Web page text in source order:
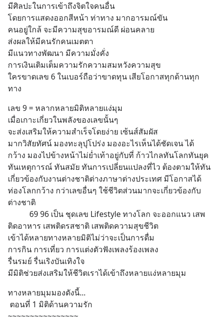
มีศิลปะในการเข้าถึงจิตใจคนอื่น
โดยการแสดงออกสีหน้า ท่าทาง มากอารมณ์ขัน
คนอยู่ใกล้ จะมีความสุขอารมณ์ดี ผ่อนคลาย
ส่งผลให้มีคนรักคนเมตตา
มีแนวทางพัฒนา มีความมั่งคั่ง
การเงินเติมเต็มความรักความสมหวังความสุข
ใครขาดเลข 6 ในเบอร์ถือว่าขาดทุน เสียโอกาสทุกด้านทุก
ทาง
เลข 9 = หลากหลายมิติหลายแง่มุม
เมื่อเกาะเกี่ยวในพลังของเลขนั้นๆ
จะส่งเสริมให้ความสำเร็จโดยง่าย เซ้นส์สัมผัส
มากวิสัยทัศน์ มองทะลุปุโปร่ง มองอะไรเห็นได้ชัดเจน ได้
กว้าง มองไปข้างหน้าไม่ย่ำเท้าอยู่กับที่ ก้าวไกลทันโลกทันยุค
เกี่ยวข้องกับงานต่างชาติต่างภาษาต่างประเทศ มีโอกาสได้
ท่องโลกกว้าง กว่าเลขอื่นๆ ใช้ชีวิตส่วนมากจะเกี่ยวข้องกับ
ต่างชาติ
ติดอาหาร เสพติดรสชาติ เสพติดความสุขชีวิต
เข้าได้หลายทางหลายมิติไม่ว่าจะเป็นการดื่ม
การกิน การเที่ยว การแต่งตัวฟังเพลงร้องเพลง
รื่นรมย์ รื่นเริงบันเทิงใจ
มีมิติช่วยส่งเสริมให้ชีวิตเราได้เข้าถึงหลายแง่หลายมุม
ทางหลายมุมมองดังนี้...
ตอนที่ 1 มิติด้านความรัก
~~~~~~~~~~~~~~~~